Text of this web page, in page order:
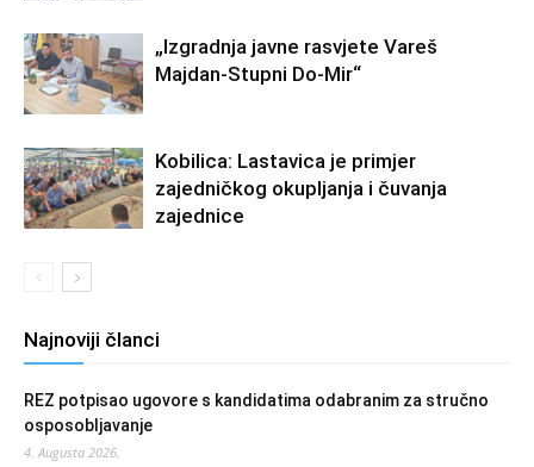
„Izgradnja javne rasvjete Vareš
Majdan-Stupni Do-Mir“
Kobilica: Lastavica je primjer
zajedničkog okupljanja i čuvanja
zajednice
Najnoviji članci
REZ potpisao ugovore s kandidatima odabranim za stručno
osposobljavanje
4. Augusta 2026.